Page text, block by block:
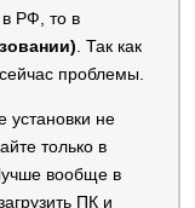
в РФ, то в
. Так как
проблемы.
установки не
только в
вообще в
ПК и